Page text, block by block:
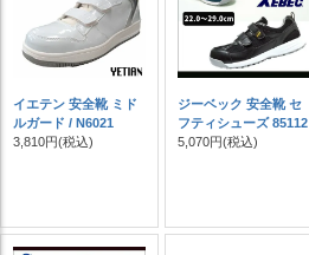
イエテン 安全靴 ミド
ルガード / N6021
3,810円(税込)
ジーベック 安全靴 セ
フティシューズ 85112
5,070円(税込)